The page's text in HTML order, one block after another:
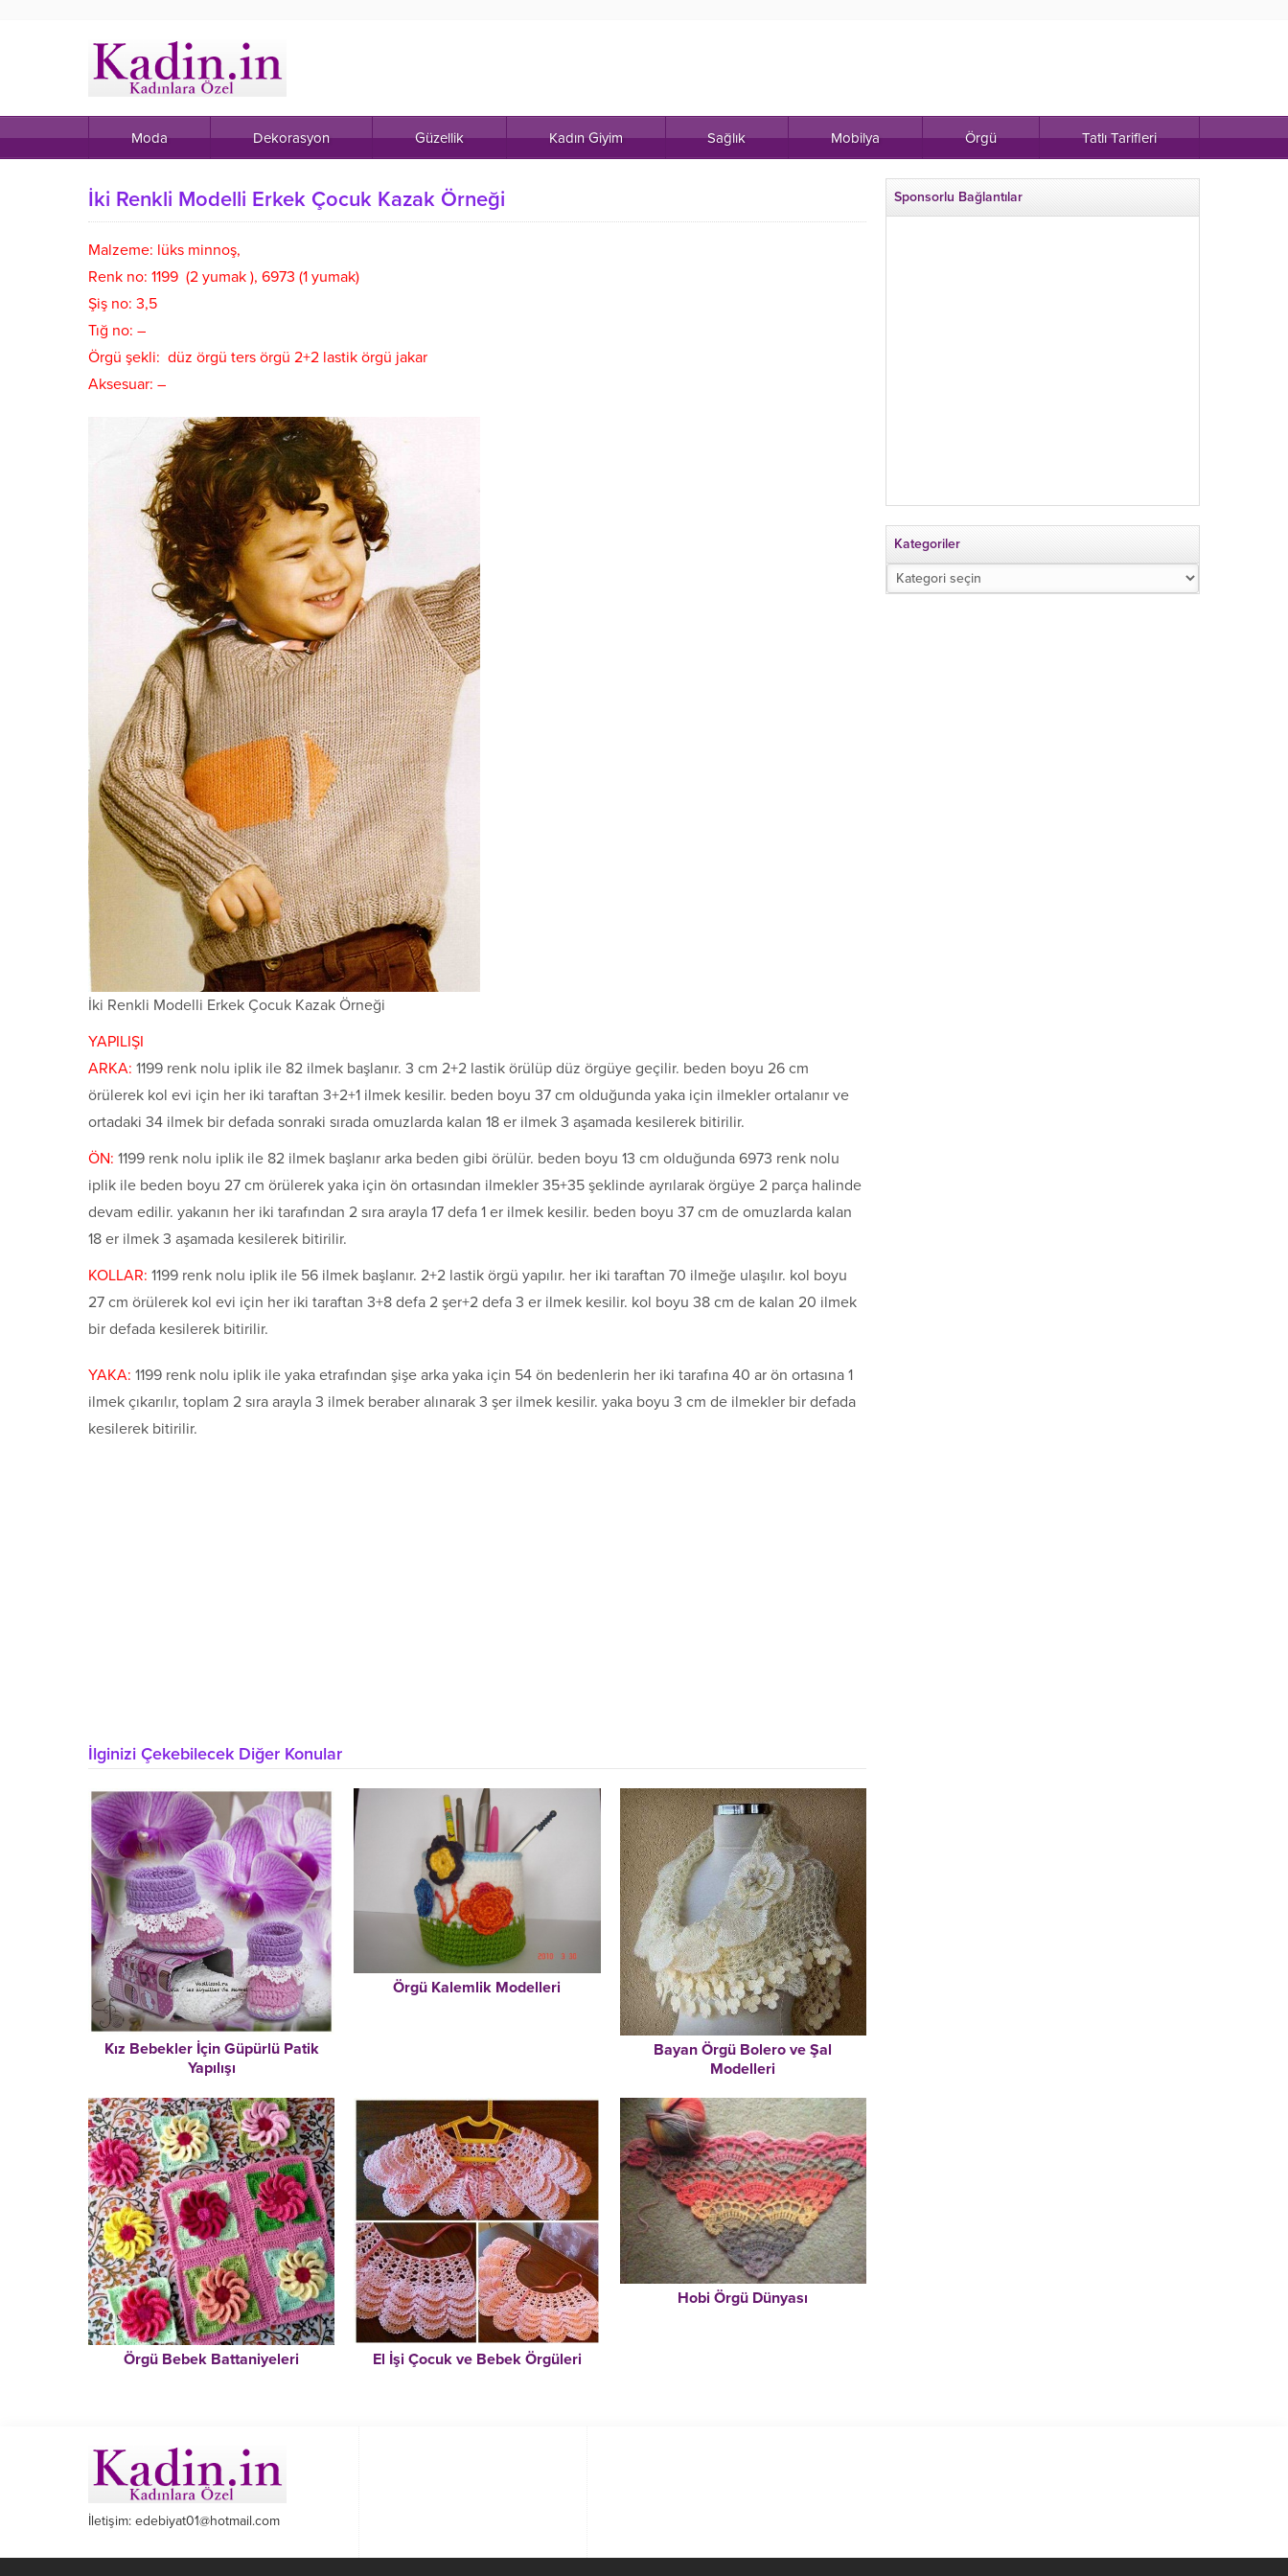
Moda Dekorasyon Güzellik Kadın Giyim Sağlık Mobilya Örgü Tatlı Tarifleri
İki Renkli Modelli Erkek Çocuk Kazak Örneği
Malzeme: lüks minnoş,
Renk no: 1199 (2 yumak ), 6973 (1 yumak)
Şiş no: 3,5
Tığ no: –
Örgü şekli: düz örgü ters örgü 2+2 lastik örgü jakar
Aksesuar: –
İki Renkli Modelli Erkek Çocuk Kazak Örneği
YAPILIŞI
ARKA: 1199 renk nolu iplik ile 82 ilmek başlanır. 3 cm 2+2 lastik örülüp düz örgüye geçilir. beden boyu 26 cm
örülerek kol evi için her iki taraftan 3+2+1 ilmek kesilir. beden boyu 37 cm olduğunda yaka için ilmekler ortalanır ve
ortadaki 34 ilmek bir defada sonraki sırada omuzlarda kalan 18 er ilmek 3 aşamada kesilerek bitirilir.
ÖN: 1199 renk nolu iplik ile 82 ilmek başlanır arka beden gibi örülür. beden boyu 13 cm olduğunda 6973 renk nolu
iplik ile beden boyu 27 cm örülerek yaka için ön ortasından ilmekler 35+35 şeklinde ayrılarak örgüye 2 parça halinde
devam edilir. yakanın her iki tarafından 2 sıra arayla 17 defa 1 er ilmek kesilir. beden boyu 37 cm de omuzlarda kalan
18 er ilmek 3 aşamada kesilerek bitirilir.
KOLLAR: 1199 renk nolu iplik ile 56 ilmek başlanır. 2+2 lastik örgü yapılır. her iki taraftan 70 ilmeğe ulaşılır. kol boyu
27 cm örülerek kol evi için her iki taraftan 3+8 defa 2 şer+2 defa 3 er ilmek kesilir. kol boyu 38 cm de kalan 20 ilmek
bir defada kesilerek bitirilir.
YAKA: 1199 renk nolu iplik ile yaka etrafından şişe arka yaka için 54 ön bedenlerin her iki tarafına 40 ar ön ortasına 1
ilmek çıkarılır, toplam 2 sıra arayla 3 ilmek beraber alınarak 3 şer ilmek kesilir. yaka boyu 3 cm de ilmekler bir defada
kesilerek bitirilir.
İlginizi Çekebilecek Diğer Konular
Kız Bebekler İçin Güpürlü Patik
Yapılışı
Örgü Kalemlik Modelleri
Bayan Örgü Bolero ve Şal
Modelleri
Örgü Bebek Battaniyeleri El İşi Çocuk ve Bebek Örgüleri
Hobi Örgü Dünyası
Sponsorlu Bağlantılar
Kategoriler
Kategoriler
İletişim: edebiyat01@hotmail.com